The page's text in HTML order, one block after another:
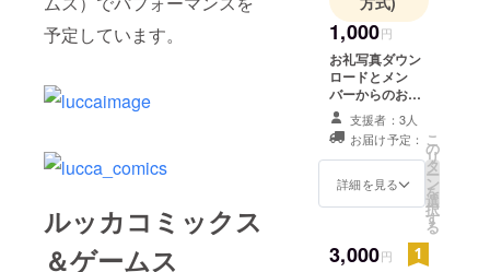
予定しています。
ルッカコミックス
＆ゲームス
含めて伝え
ています。
tokyoDOLOR
ESは今年の
10月末の、
イタリア最
大級の日本
文化交流イ
（ルッカコ
ミックス＆
1,000円
お礼写真ダウン
ロードとメン
バーからのお礼
メール支援者：3人
お届け予定：
詳細を見る
こ
の
リ
タ
ー
ン
を
選
択
す
る
3,000円